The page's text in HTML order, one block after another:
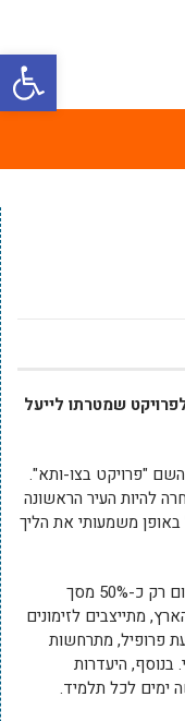
פתח
שמטרתו לייעל
"פרויקט בצו-ותא".
להיות העיר הראשונה
משמעותי את הליך
על פי נתונים ארציים של לשכת הגיוס, מידי יום רק כ-50% מסך
מתייצבים לזימונים
לאי קביעת פרופיל, מתרחשות
היעדרות
ימים לכל תלמיד.